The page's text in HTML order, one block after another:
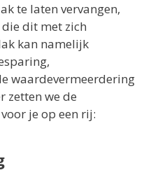
te laten vervangen,
dit met zich
kan namelijk
waardevermeerdering
zetten we de
je op een rij: